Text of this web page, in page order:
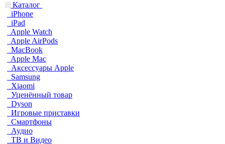
Каталог
iPhone
iPad
Apple Watch
Apple AirPods
MacBook
Apple Mac
Аксессуары Apple
Samsung
Xiaomi
Уценённый товар
Dyson
Игровые приставки
Смартфоны
Аудио
ТВ и Видео